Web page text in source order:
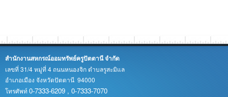
สำนักงานสหกรณ์ออมทรัพย์ครูปัตตานี จำกัด
เลขที่ 31/4 หมู่ที่ 4 ถนนหนองจิก ตำบลรูสะมิแล
อำเภอเมือง จังหวัดปัตตานี 94000
โทรศัพท์0-7333-6209 , 0-7333-7070